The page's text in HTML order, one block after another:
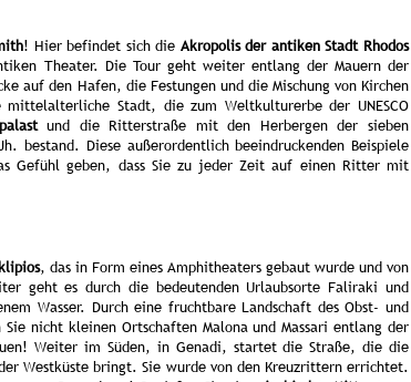
! Hier befindet sich die Akropolis der antiken Stadt Rhodos
Theater. Die Tour geht weiter entlang der Mauern der
auf den Hafen, die Festungen und die Mischung von Kirchen
Stadt, die zum Weltkulturerbe der UNESCO
und die Ritterstraße mit den Herbergen der sieben
bestand. Diese außerordentlich beeindruckenden Beispiele
Gefühl geben, dass Sie zu jeder Zeit auf einen Ritter mit
, das in Form eines Amphitheaters gebaut wurde und von
geht es durch die bedeutenden Urlaubsorte Faliraki und
Wasser. Durch eine fruchtbare Landschaft des Obst- und
nicht kleinen Ortschaften Malona und Massari entlang der
Weiter im Süden, in Genadi, startet die Straße, die die
Westküste bringt. Sie wurde von den Kreuzrittern errichtet.